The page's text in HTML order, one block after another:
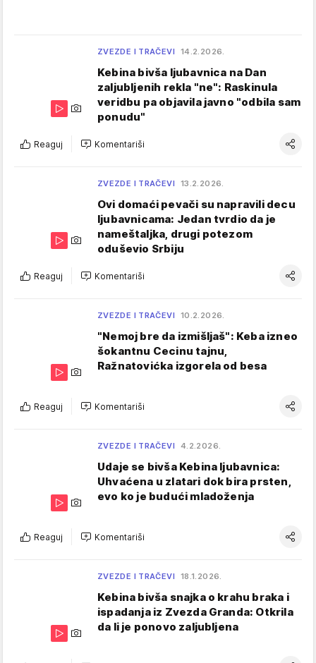
ZVEZDE I TRAČEVI 14.2.2026.
Kebina bivša ljubavnica na Dan
zaljubljenih rekla "ne": Raskinula
veridbu pa objavila javno "odbila sam
ponudu"
Reaguj Komentariši
ZVEZDE I TRAČEVI 13.2.2026.
Ovi domaći pevači su napravili decu
ljubavnicama: Jedan tvrdio da je
nameštaljka, drugi potezom
oduševio Srbiju
Reaguj Komentariši
ZVEZDE I TRAČEVI 10.2.2026.
"Nemoj bre da izmišljaš": Keba izneo
šokantnu Cecinu tajnu,
Ražnatovićka izgorela od besa
Reaguj Komentariši
ZVEZDE I TRAČEVI 4.2.2026.
Udaje se bivša Kebina ljubavnica:
Uhvaćena u zlatari dok bira prsten,
evo ko je budući mladoženja
Reaguj Komentariši
ZVEZDE I TRAČEVI 18.1.2026.
Kebina bivša snajka o krahu braka i
ispadanja iz Zvezda Granda: Otkrila
da li je ponovo zaljubljena